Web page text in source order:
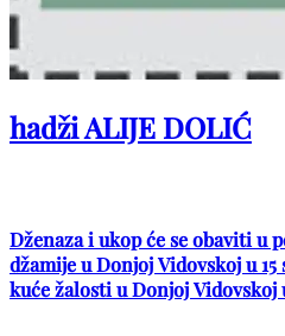
hadži ALIJE DOLIĆ
Dženaza i ukop će se obaviti u
džamije u Donjoj Vidovskoj u
kuće žalosti u Donjoj Vidovskoj